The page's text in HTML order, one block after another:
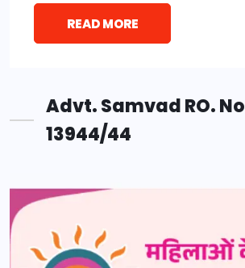
READ MORE
Advt. Samvad RO. No
13944/44